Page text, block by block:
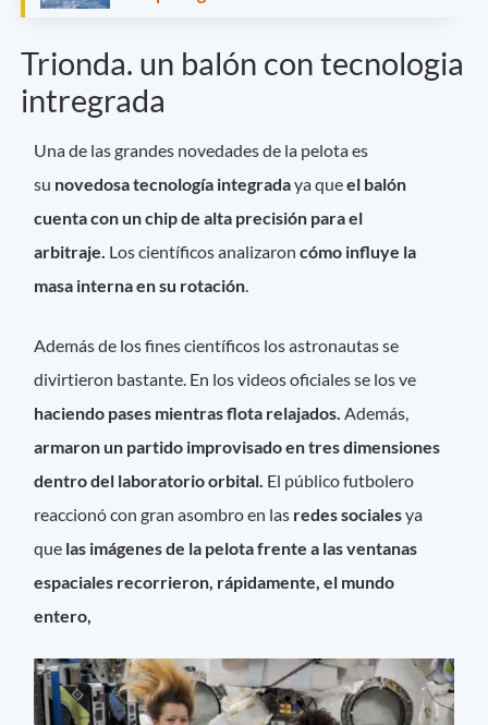
Trionda. un balón con tecnologia
intregrada
Una de las grandes novedades de la pelota es
su novedosa tecnología integradaya queel balón
cuenta con un chip de alta precisión para el
arbitraje. Los científicos analizaron cómo influye la
masa interna en su rotación
Además de los fines científicos los astronautas se
divirtieron bastante. En los videos oficiales se los ve
haciendo pases mientras flota relajados. Además,
armaron un partido improvisado en tres dimensiones
dentro del laboratorio orbital. El público futbolero
reaccionó con gran asombro en las redes socialesya
que las imágenes de la pelota frente a las ventanas
espaciales recorrieron, rápidamente, el mundo
entero,